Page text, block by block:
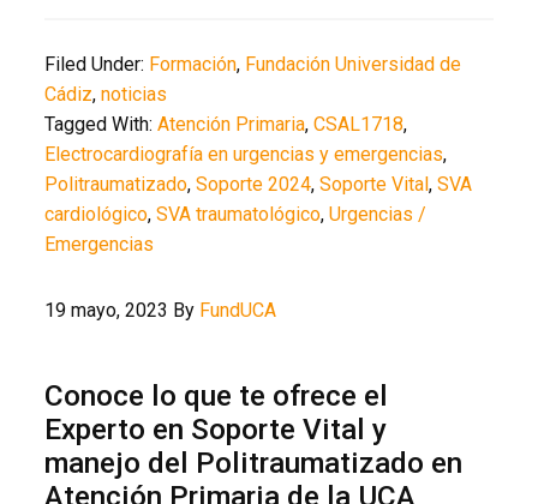
Filed Under: Formación, Fundación Universidad de
Cádiz,noticias
Tagged With:Atención Primaria,CSAL1718,
Electrocardiografía en urgencias y emergencias,
Politraumatizado,Soporte 2024,Soporte Vital,SVA
cardiológico,SVA traumatológico,Urgencias /
Emergencias
19 mayo, 2023 By FundUCA
Conoce lo que te ofrece el
Experto en Soporte Vital y
manejo del Politraumatizado en
Atención Primaria de la UCA